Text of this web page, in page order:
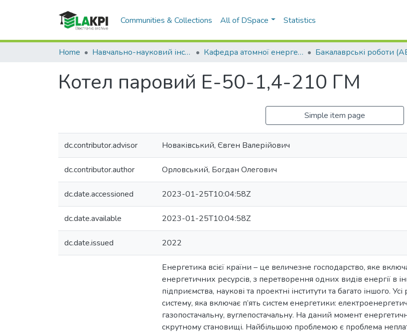
Communities & Collections All of DSpace Statistics
Home Навчально-науковий інститут атомної та теплової енергетики (НН ІАТЕ) Кафедра атомної енергетики (АЕ) Бакалаврські роботи
Котел паровий Е-50-1,4-210 ГМ
Simple item page
dc.contributor.advisor Новаківський, Євген Валерійович
dc.contributor.author Орловський, Богдан Олегович
dc.date.accessioned 2023-01-25T10:04:58Z
dc.date.available 2023-01-25T10:04:58Z
dc.date.issued 2022
Енергетика всієї країни – це величезне господарство, яке
енергетичних ресурсів, з перетворення одних видів енергії в
підприємства, наукові та проектні інститути та багато іншого.
систему, яка включає п’ять систем енергетики:
газопостачальну, вуглепостачальну. На даний момент
скрутному становищі. Найбільшою проблемою є проблема